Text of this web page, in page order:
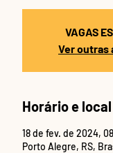
VAGAS
Ver outras
Horário e local
18 de fev. de 2024,
Porto Alegre, RS,